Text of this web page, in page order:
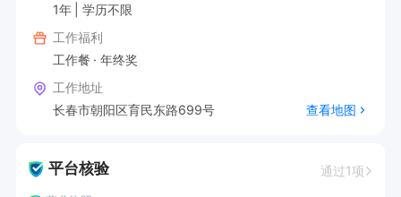
1年
学历不限
工作福利
工作餐
年终奖
工作地址
长春市朝阳区育民东路699号
查看地图
平台核验 通过1项